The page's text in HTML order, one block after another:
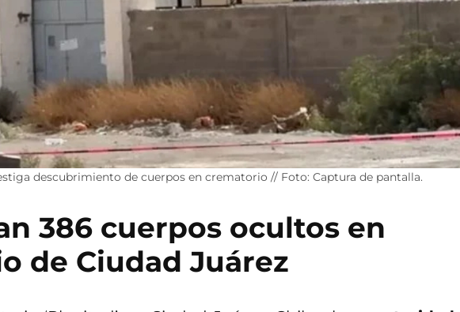
descubrimiento de cuerpos en crematorio // Foto: Captura de pantalla.
386 cuerpos ocultos en
de Ciudad Juárez